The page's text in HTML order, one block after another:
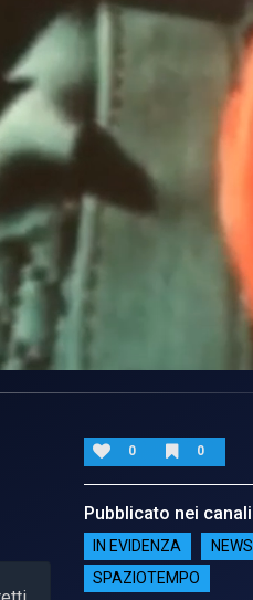
0 0
Pubblicato nei canali
IN EVIDENZA
NEWS
SPAZIOTEMPO